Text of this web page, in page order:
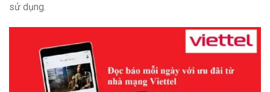
sử dụng.